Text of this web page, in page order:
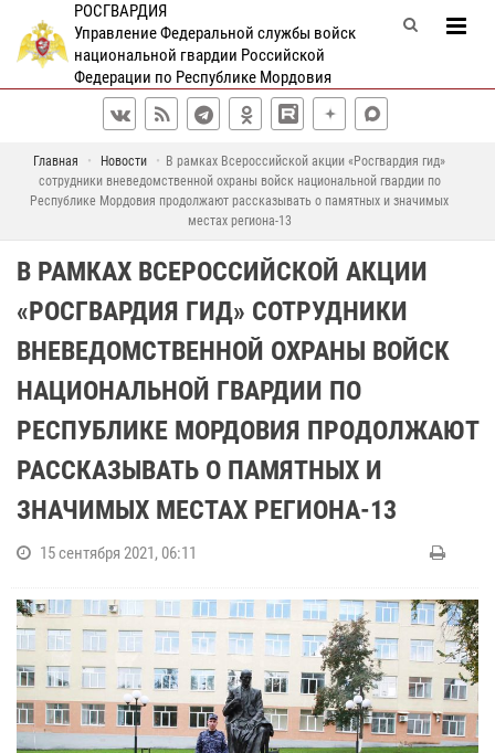
РОСГВАРДИЯ
Управление Федеральной службы войск
национальной гвардии Российской
Федерации по Республике Мордовия
Главная Новости
В рамках Всероссийской акции «Росгвардия гид»
сотрудники вневедомственной охраны войск национальной гвардии по
Республике Мордовия продолжают рассказывать о памятных и значимых
местах региона-13
В РАМКАХ ВСЕРОССИЙСКОЙ АКЦИИ
«РОСГВАРДИЯ ГИД» СОТРУДНИКИ
ВНЕВЕДОМСТВЕННОЙ ОХРАНЫ ВОЙСК
НАЦИОНАЛЬНОЙ ГВАРДИИ ПО
РЕСПУБЛИКЕ МОРДОВИЯ ПРОДОЛЖАЮТ
РАССКАЗЫВАТЬ О ПАМЯТНЫХ И
ЗНАЧИМЫХ МЕСТАХ РЕГИОНА-13
15 сентября 2021, 06:11